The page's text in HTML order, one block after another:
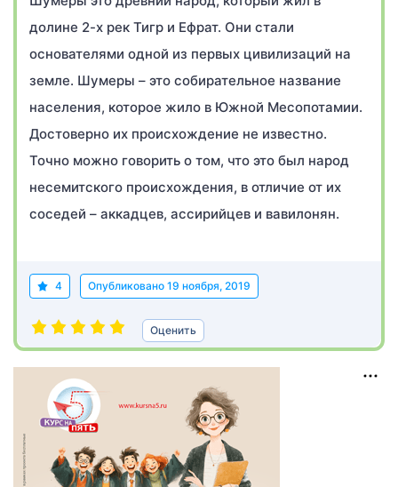
долине 2-х рек Тигр и Ефрат. Они стали
основателями одной из первых цивилизаций на
земле. Шумеры – это собирательное название
населения, которое жило в Южной Месопотамии.
Достоверно их происхождение не известно.
Точно можно говорить о том, что это был народ
несемитского происхождения, в отличие от их
соседей – аккадцев, ассирийцев и вавилонян.
4 Опубликовано 19 ноября, 2019
Оценить